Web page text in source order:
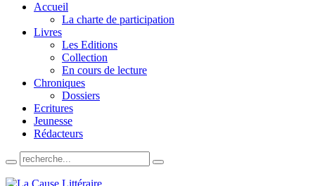
Accueil
La charte de participation
Livres
Les Editions
Collection
En cours de lecture
Chroniques
Dossiers
Ecritures
Jeunesse
Rédacteurs